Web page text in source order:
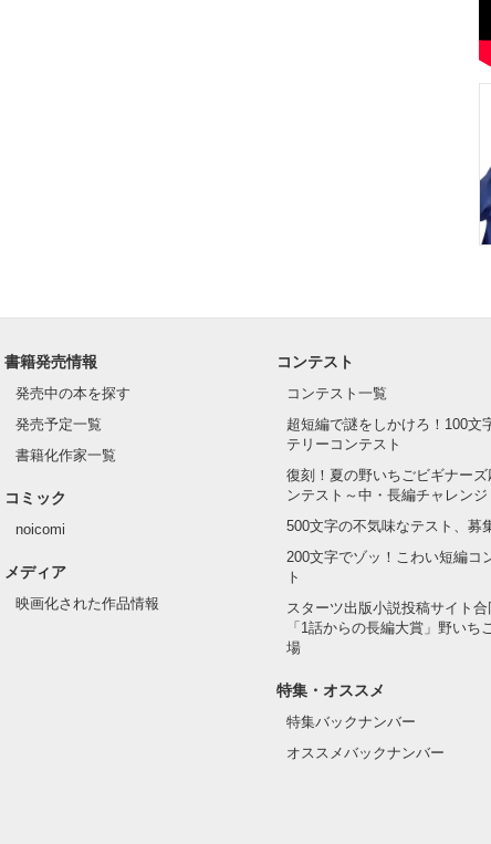
書籍発売情報
発売中の本を探す
発売予定一覧
書籍化作家一覧
コミック
noicomi
メディア
映画化された作品情報
コンテスト
コンテスト一覧
超短編で謎をしかけろ！100文
テリーコンテスト
復刻！夏の野いちごビギナーズ
ンテスト～中・長編チャレンジ
500文字の不気味なテスト、募
200文字でゾッ！こわい短編コ
ト
スターツ出版小説投稿サイト
「1話からの長編大賞」野いち
場
特集・オススメ
特集バックナンバー
オススメバックナンバー